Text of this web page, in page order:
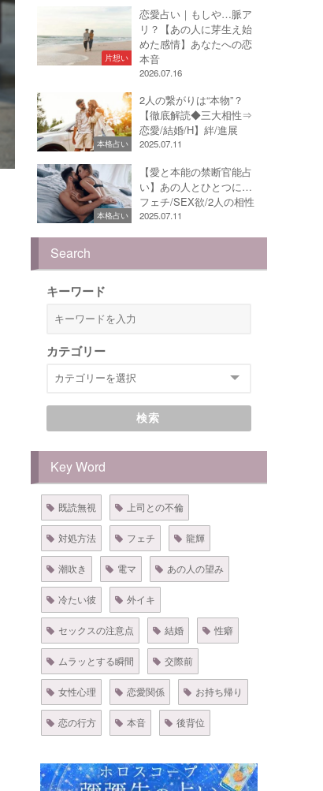
片想い
恋愛占い｜もしや…脈ア
リ？【あの人に芽生え始
めた感情】あなたへの恋
本音
2026.07.16
本格占い
2人の繋がりは“本物”？
【徹底解読◆三大相性⇒
恋愛/結婚/H】絆/進展
2025.07.11
本格占い
【愛と本能の禁断官能占
い】あの人とひとつに…
フェチ/SEX欲/2人の相性
2025.07.11
Search
キーワード
カテゴリー
検索
Key Word
既読無視 上司との不倫
対処方法 フェチ 龍輝
潮吹き 電マ あの人の望み
冷たい彼 外イキ
セックスの注意点 結婚 性癖
ムラッとする瞬間 交際前
女性心理 恋愛関係 お持ち帰り
恋の行方 本音 後背位